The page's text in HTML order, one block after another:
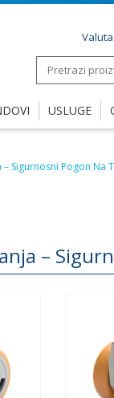
Valuta
USLUGE
Sigurnosni Pogon Na
–